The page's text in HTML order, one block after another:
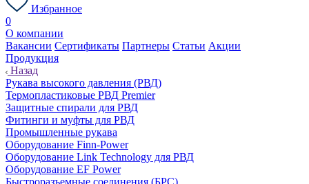
Избранное
0
О компании
Вакансии Сертификаты Партнеры Статьи Акции
Продукция
Назад
Рукава высокого давления (РВД)
Термопластиковые РВД Premier
Защитные спирали для РВД
Фитинги и муфты для РВД
Промышленные рукава
Оборудование Finn-Power
Оборудование Link Technology для РВД
Оборудование EF Power
Быстроразъемные соединения (БРС)